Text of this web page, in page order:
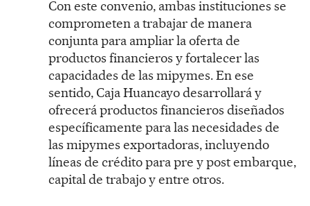
Con este convenio, ambas instituciones se
comprometen a trabajar de manera
conjunta para ampliar la oferta de
productos financieros y fortalecer las
capacidades de las mipymes. En ese
sentido, Caja Huancayo desarrollará y
ofrecerá productos financieros diseñados
específicamente para las necesidades de
las mipymes exportadoras, incluyendo
líneas de crédito para pre y post embarque,
capital de trabajo y entre otros.